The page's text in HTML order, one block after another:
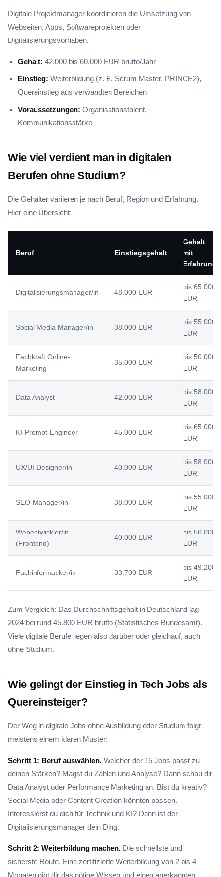
Digitale Projektmanager koordinieren die Umsetzung von
Webseiten, Apps, Softwareprojekten oder
Digitalisierungsvorhaben.
Gehalt: 42.000 bis 60.000 EUR brutto/Jahr
Einstieg: Weiterbildung (z. B. Scrum Master, PRINCE2),
Quereinstieg aus verwandten Bereichen
Voraussetzungen: Organisationstalent,
Kommunikationsstärke
Wie viel verdient man in digitalen
Berufen ohne Studium?
Die Gehälter variieren je nach Beruf, Region und Erfahrung.
Hier eine Übersicht:
Beruf Einstiegsgehalt
Gehalt
mit
Erfahrung
Digitalisierungsmanager/in 48.000 EUR
bis 65.000
EUR
Social Media Manager/in 38.000 EUR
bis 55.000
EUR
Fachkraft Online-
Marketing
35.000 EUR
bis 50.000
EUR
Data Analyst 42.000 EUR
bis 58.000
EUR
KI-Prompt-Engineer 45.000 EUR
bis 65.000
EUR
UX/UI-Designer/in 40.000 EUR
bis 58.000
EUR
SEO-Manager/in 38.000 EUR
bis 55.000
EUR
Webentwickler/in
(Frontend)
40.000 EUR
bis 56.000
EUR
Fachinformatiker/in 33.700 EUR
bis 49.200
EUR
Zum Vergleich: Das Durchschnittsgehalt in Deutschland lag
2024 bei rund 45.800 EUR brutto (Statistisches Bundesamt).
Viele digitale Berufe liegen also darüber oder gleichauf, auch
ohne Studium.
Wie gelingt der Einstieg in Tech Jobs als
Quereinsteiger?
Der Weg in digitale Jobs ohne Ausbildung oder Studium folgt
meistens einem klaren Muster:
Schritt 1: Beruf auswählen. Welcher der 15 Jobs passt zu
deinen Stärken? Magst du Zahlen und Analyse? Dann schau dir
Data Analyst oder Performance Marketing an. Bist du kreativ?
Social Media oder Content Creation könnten passen.
Interessierst du dich für Technik und KI? Dann ist der
Digitalisierungsmanager dein Ding.
Schritt 2: Weiterbildung machen. Die schnellste und
sicherste Route. Eine zertifizierte Weiterbildung von 2 bis 4
Monaten gibt dir das nötige Wissen und einen anerkannten